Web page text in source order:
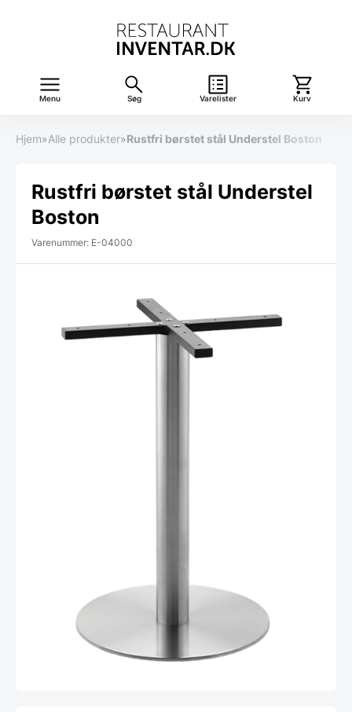
Menu Søg Varelister Kurv
Hjem»Alle produkter»Rustfri børstet stål Understel Boston
Rustfri børstet stål Understel
Boston
Varenummer: E-04000